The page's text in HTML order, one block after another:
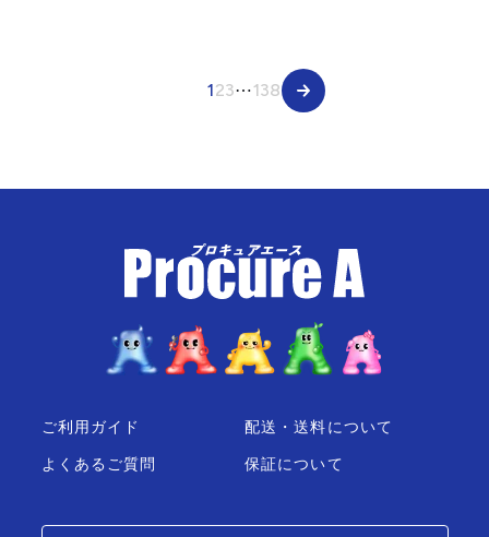
123⋯138
ご利用ガイド
よくあるご質問
配送・送料について
保証について